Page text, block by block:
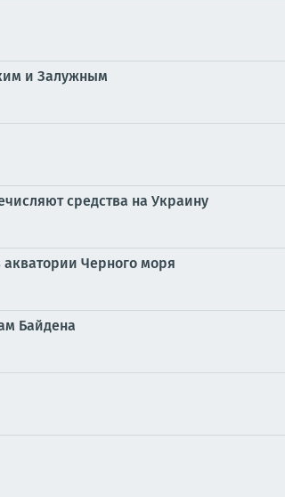
и Залужным
средства на Украину
Черного моря
Байдена